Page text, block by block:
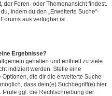
der Foren- oder Themenansicht findest.
indem du den „Erweiterte Suche“-
aus verfügbar ist.
Ergebnisse?
gehalten und enthielt zu viele
indiziert werden. Stelle eine
die dir die erweiterte Suche
dass dein(e) Suchbegriff(e) hier
ggf. die Rechtschreibung der